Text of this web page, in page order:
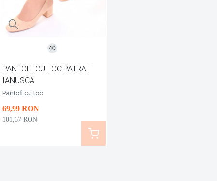
PANTOFI CU TOC PATRAT
IANUSCA
Pantofi cu toc
69,99 RON
101,67 RON
40